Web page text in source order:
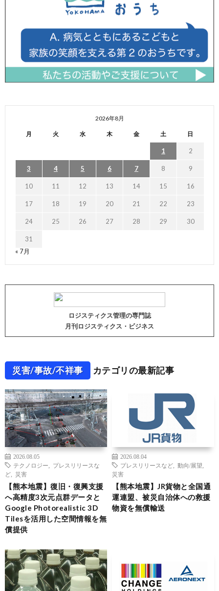
2026年8月
月 火 水 木 金 土 日
1 2
3 4 5 6 7 8 9
10 11 12 13 14 15 16
17 18 19 20 21 22 23
24 25 26 27 28 29 30
31
« 7月
ロジスティクス管理の専門誌
月刊ロジスティクス・ビジネス
災害/事故/不祥事 カテゴリの最新記事
2026.08.05
テクノロジー
プレスリリースな
ど
災害
【熊本地震】復旧・復興支援
へ高精度3次元点群データと
Google Photorealistic 3D
Tilesを活用した空間情報を無
償提供
2026.08.04
プレスリリースなど
動向/展望
災害
【熊本地震】JR貨物と全国通
運連盟、被災自治体への救援
物資を無償輸送